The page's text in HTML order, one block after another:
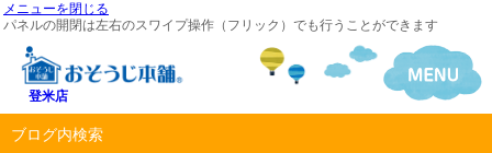
メニューを閉じる
パネルの開閉は左右のスワイプ操作（フリック）でも行うことができます
登米店
ブログ内検索